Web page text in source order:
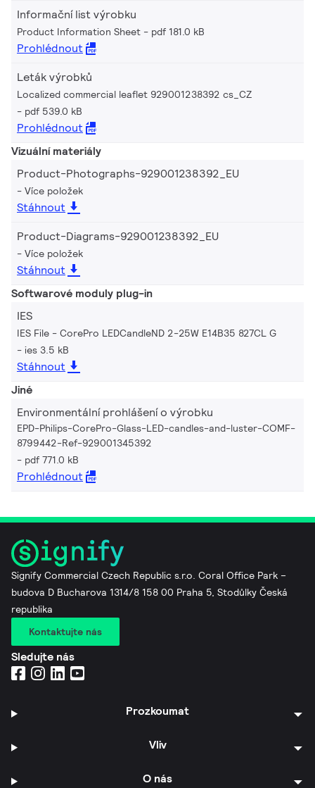
Informační list výrobku
Product Information Sheet pdf 181.0 kB
Prohlédnout
Leták výrobků
Localized commercial leaflet 929001238392 cs_CZ
pdf 539.0 kB
Prohlédnout
Vizuální materiály
Product-Photographs-929001238392_EU
Více položek
Stáhnout
Product-Diagrams-929001238392_EU
Více položek
Stáhnout
Softwarové moduly plug-in
IES
IES File - CorePro LEDCandleND 2-25W E14B35 827CL G
ies 3.5 kB
Stáhnout
Jiné
Environmentální prohlášení o výrobku
EPD-Philips-CorePro-Glass-LED-candles-and-luster-COMF-
8799442-Ref-929001345392
pdf 771.0 kB
Prohlédnout
Signify Commercial Czech Republic s.r.o. Coral Office Park –
budova D Bucharova 1314/8 158 00 Praha 5, Stodůlky Česká
republika
Kontaktujte nás
Sledujte nás
Prozkoumat
Vliv
O nás